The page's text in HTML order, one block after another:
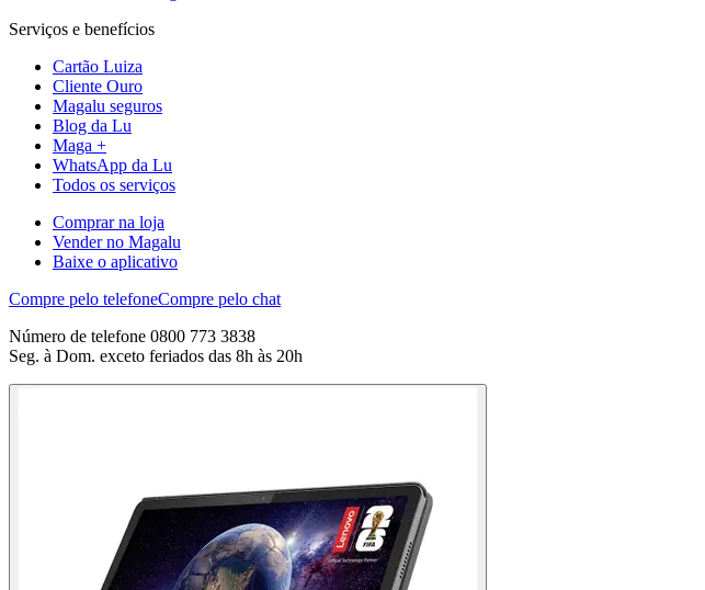
Serviços e benefícios
Cartão Luiza
Cliente Ouro
Magalu seguros
Blog da Lu
Maga +
WhatsApp da Lu
Todos os serviços
Comprar na loja
Vender no Magalu
Baixe o aplicativo
Compre pelo telefoneCompre pelo chat
Número de telefone 0800 773 3838
Seg. à Dom. exceto feriados das 8h às 20h